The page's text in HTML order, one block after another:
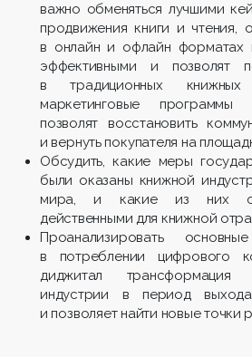
важно обменяться лучшими
продвижения книги и чтения,
в онлайн и офлайн форматах
эффективными и позволят
в традиционных книжных
маркетинговые программы
позволят восстановить
и вернуть покупателя на
Обсудить, какие меры
были оказаны книжной
мира, и какие из них
действенными для книжной
Проанализировать
в потреблении цифрового
диджитал трансформация
индустрии в период
и позволяет найти новые точки